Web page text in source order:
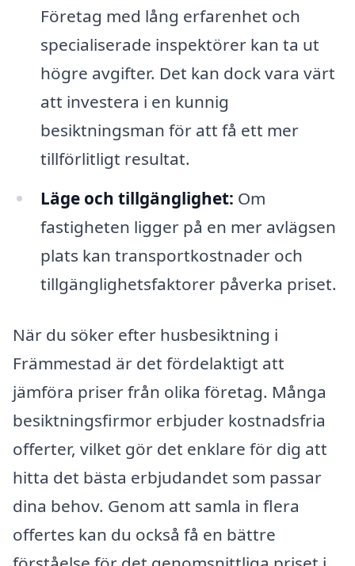
Företag med lång erfarenhet och
specialiserade inspektörer kan ta ut
högre avgifter. Det kan dock vara värt
att investera i en kunnig
besiktningsman för att få ett mer
tillförlitligt resultat.
Läge och tillgänglighet: Om
fastigheten ligger på en mer avlägsen
plats kan transportkostnader och
tillgänglighetsfaktorer påverka priset.
När du söker efter husbesiktning i
Främmestad är det fördelaktigt att
jämföra priser från olika företag. Många
besiktningsfirmor erbjuder kostnadsfria
offerter, vilket gör det enklare för dig att
hitta det bästa erbjudandet som passar
dina behov. Genom att samla in flera
offertes kan du också få en bättre